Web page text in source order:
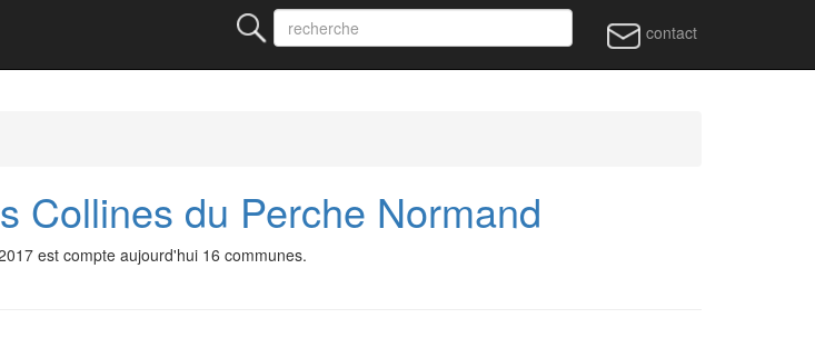
contact
Collines du Perche Normand
est compte aujourd'hui 16 communes.